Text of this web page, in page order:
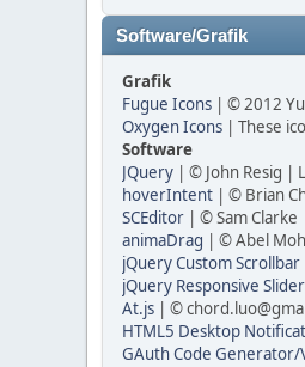
Software/Grafik
Grafik
Fugue Icons | © 2012
Oxygen Icons | These
Software
JQuery | © John Resig |
hoverIntent | © Brian
SCEditor | © Sam
animaDrag | © Abel
jQuery Custom Scrollbar
jQuery Responsive Slider
At.js | ©
HTML5 Desktop
GAuth Code Generator/